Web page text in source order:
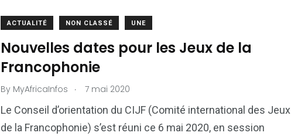
ACTUALITÉ NON CLASSÉ UNE
Nouvelles dates pour les Jeux de la
Francophonie
By MyAfricaInfos . 7 mai 2020
Le Conseil d’orientation du CIJF (Comité international des Jeux
de la Francophonie) s’est réuni ce 6 mai 2020, en session
Wedding Yomadic Zambie